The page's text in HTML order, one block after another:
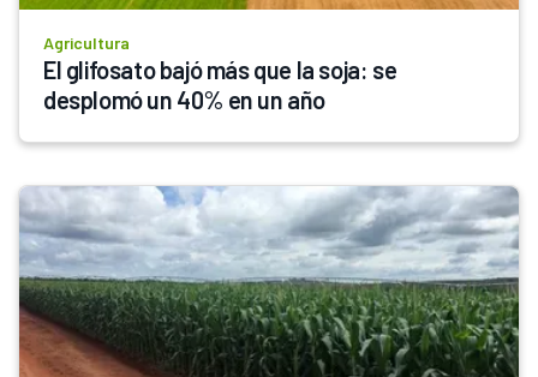
Agricultura
El glifosato bajó más que la soja: se
desplomó un 40% en un año